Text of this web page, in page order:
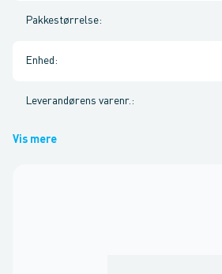
Pakkestørrelse:
Enhed :
Leverandørens varenr. :
Vis mere